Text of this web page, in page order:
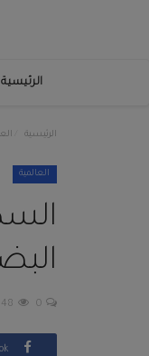
الرئيسية
الرئيسية
العالمية
0
48